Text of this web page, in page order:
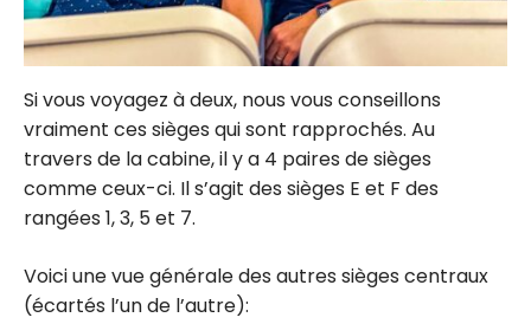
Si vous voyagez à deux, nous vous conseillons
vraiment ces sièges qui sont rapprochés. Au
travers de la cabine, il y a 4 paires de sièges
comme ceux-ci. Il s’agit des sièges E et F des
rangées 1, 3, 5 et 7.
Voici une vue générale des autres sièges centraux
(écartés l’un de l’autre):